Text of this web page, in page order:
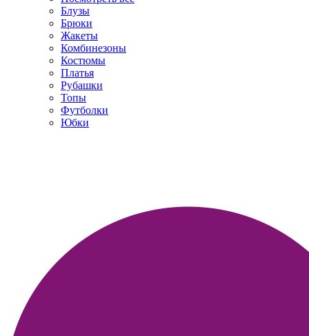
Блузы
Брюки
Жакеты
Комбинезоны
Костюмы
Платья
Рубашки
Топы
Футболки
Юбки